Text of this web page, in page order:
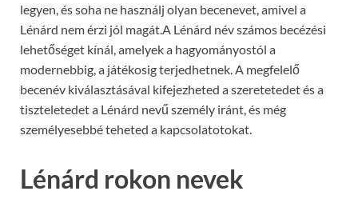
legyen, és soha ne használj olyan becenevet, amivel a
Lénárd nem érzi jól magát.A Lénárd név számos becézési
lehetőséget kínál, amelyek a hagyományostól a
modernebbig, a játékosig terjedhetnek. A megfelelő
becenév kiválasztásával kifejezheted a szeretetedet és a
tiszteletedet a Lénárd nevű személy iránt, és még
személyesebbé teheted a kapcsolatotokat.
Lénárd rokon nevek